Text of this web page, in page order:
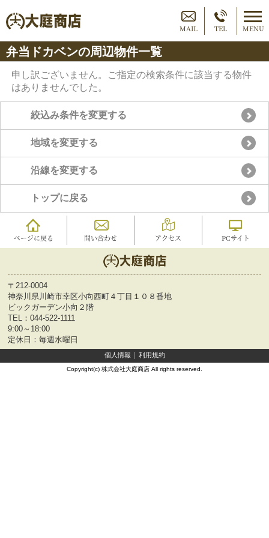
MAIL TEL MENU
弁当ドカベンの周辺物件一覧
申し訳ございません。ご指定の検索条件に該当する物件
はありませんでした。
絞込み条件を変更する
地域を変更する
沿線を変更する
トップに戻る
ページに戻る 問い合わせ アクセス PCサイト
〒212-0004
神奈川県川崎市幸区小向西町４丁目１０８番地
ビックガーデン小向２階
TEL： 044-522-1111
9:00～18:00
定休日：毎週水曜日
個人情報 利用規約
Copyright(c) 株式会社大庭商店 All rights reserved.